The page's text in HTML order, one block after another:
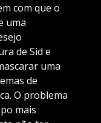
com que o
uma
de Sid e
uma
de
O problema
mais